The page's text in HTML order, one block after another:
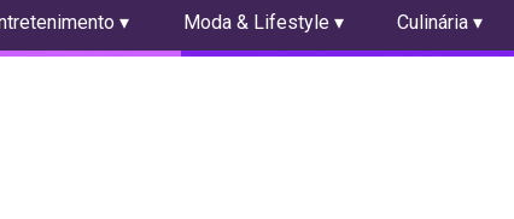
▾ Moda & Lifestyle ▾ Culinária ▾